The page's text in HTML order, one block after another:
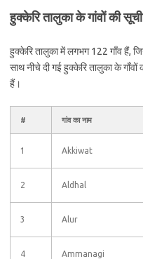
हुक्केरि तालुका के गांवों की
हुक्केरि तालुका में लगभग 122 गाँव हैं,
साथ नीचे दी गई हुक्केरि तालुका के
हैं।
# गांव का नाम
1 Akkiwat
2 Aldhal
3 Alur
4 Ammanagi